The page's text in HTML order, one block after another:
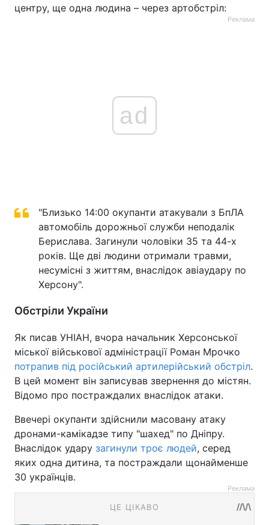
центру, ще одна людина – через артобстріл:
Реклама
ad
"Близько 14:00 окупанти атакували з БпЛА
автомобіль дорожньої служби неподалік
Берислава. Загинули чоловіки 35 та 44-х
років. Ще дві людини отримали травми,
несумісні з життям, внаслідок авіаудару по
Херсону".
Обстріли України
Як писав УНІАН, вчора начальник Херсонської
міської військової адміністрації Роман Мрочко
потрапив під російський артилерійський обстріл.
В цей момент він записував звернення до містян.
Відомо про постраждалих внаслідок атаки.
Ввечері окупанти здійснили масовану атаку
дронами-камікадзе типу "шахед" по Дніпру.
Внаслідок удару загинули троє людей, серед
яких одна дитина, та постраждали щонайменше
30 українців.
Реклама